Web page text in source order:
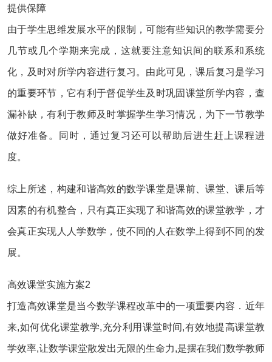
提供保障
由于学生思维发展水平的限制，可能有些知识的教学需要分
几节或几个学期来完成，这就要注意知识间的联系和系统
化，及时对所学内容进行复习。由此可见，课后复习是学习
的重要环节，它有利于督促学生及时巩固课堂所学内容，查
漏补缺，有利于教师及时掌握学生学习情况，为下一节教学
做好准备。同时，通过复习还可以帮助后进生赶上课程进
度。
综上所述，构建和谐高效的数学课堂是课前、课堂、课后等
因素的有机整合，只有真正实现了和谐高效的课堂教学，才
会真正实现人人学数学，使不同的人在数学上得到不同的发
展。
高效课堂实施方案2
打造高效课堂是当今数学课程改革中的一项重要内容．近年
来,如何优化课堂教学,充分利用课堂时间,有效地提高课堂教
学效率,让数学课堂散发出无限的生命力,是摆在我们数学教师